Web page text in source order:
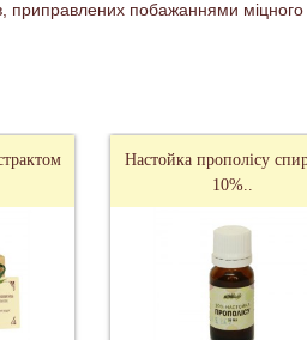
приправлених побажаннями міцного
Настойка прополісу
10%..